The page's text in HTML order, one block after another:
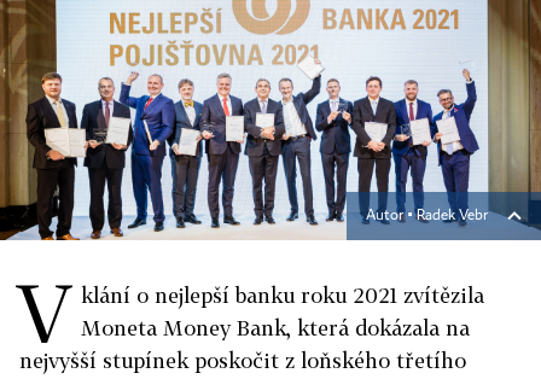
Autor ▪Radek Vebr
V klání o nejlepší banku roku 2021 zvítězila
Moneta Money Bank, která dokázala na
nejvyšší stupínek poskočit z loňského třetího